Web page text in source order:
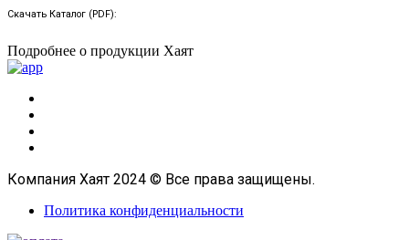
Скачать Каталог (PDF):
Подробнее о продукции Хаят
Компания Хаят 2024 © Все права защищены.
Политика конфиденциальности